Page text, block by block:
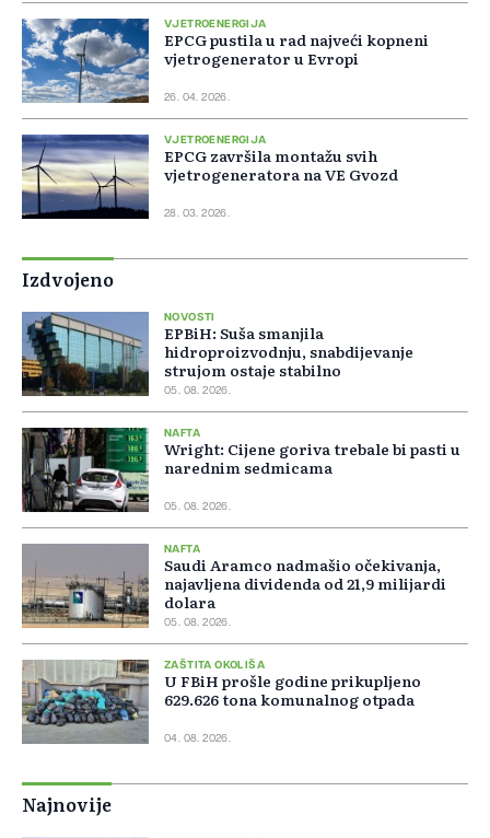
VJETROENERGIJA
EPCG pustila u rad najveći kopneni
vjetrogenerator u Evropi
26. 04. 2026.
VJETROENERGIJA
EPCG završila montažu svih
vjetrogeneratora na VE Gvozd
28. 03. 2026.
Izdvojeno
NOVOSTI
EPBiH: Suša smanjila
hidroproizvodnju, snabdijevanje
strujom ostaje stabilno
05. 08. 2026.
NAFTA
Wright: Cijene goriva trebale bi pasti u
narednim sedmicama
05. 08. 2026.
NAFTA
Saudi Aramco nadmašio očekivanja,
najavljena dividenda od 21,9 milijardi
dolara
05. 08. 2026.
ZAŠTITA OKOLIŠA
U FBiH prošle godine prikupljeno
629.626 tona komunalnog otpada
04. 08. 2026.
Najnovije